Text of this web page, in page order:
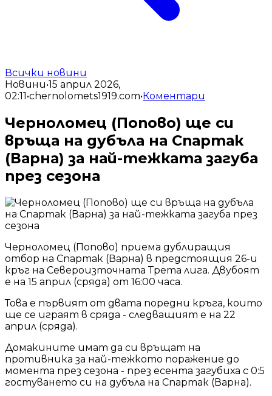
Всички новини
Новини•15 април 2026,
02:11•chernolomets1919.com•Коментари
Черноломец (Попово) ще си
връща на дубъла на Спартак
(Варна) за най-тежката загуба
през сезона
Черноломец (Попово) приема дублиращия
отбор на Спартак (Варна) в предстоящия 26-и
кръг на Североизточната Трета лига. Двубоят
е на 15 април (сряда) от 16:00 часа.
Това е първият от двата поредни кръга, които
ще се играят в сряда - следващият е на 22
април (сряда).
Домакините имат да си връщат на
противника за най-тежкото поражение до
момента през сезона - през есента загубиха с 0:5
гостуването си на дубъла на Спартак (Варна).